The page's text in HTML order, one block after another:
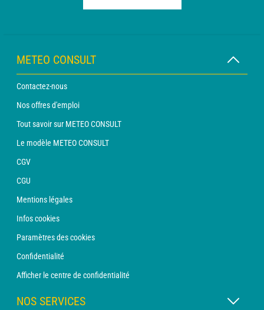
METEO CONSULT
Contactez-nous
Nos offres d'emploi
Tout savoir sur METEO CONSULT
Le modèle METEO CONSULT
CGV
CGU
Mentions légales
Infos cookies
Paramètres des cookies
Confidentialité
Afficher le centre de confidentialité
NOS SERVICES